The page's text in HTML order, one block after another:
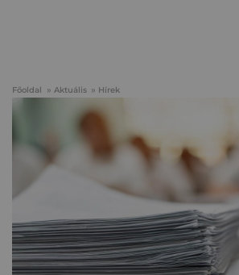
Főoldal Aktuális Hírek